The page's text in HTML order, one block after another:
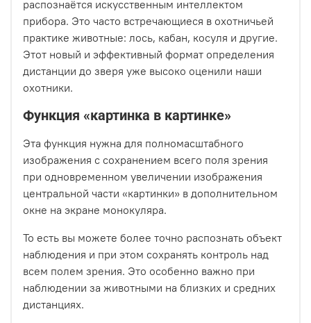
распознаётся искусственным интеллектом
прибора. Это часто встречающиеся в охотничьей
практике животные: лось, кабан, косуля и другие.
Этот новый и эффективный формат определения
дистанции до зверя уже высоко оценили наши
охотники.
Функция «картинка в картинке»
Эта функция нужна для полномасштабного
изображения с сохранением всего поля зрения
при одновременном увеличении изображения
центральной части «картинки» в дополнительном
окне на экране монокуляра.
То есть вы можете более точно распознать объект
наблюдения и при этом сохранять контроль над
всем полем зрения. Это особенно важно при
наблюдении за животными на близких и средних
дистанциях.